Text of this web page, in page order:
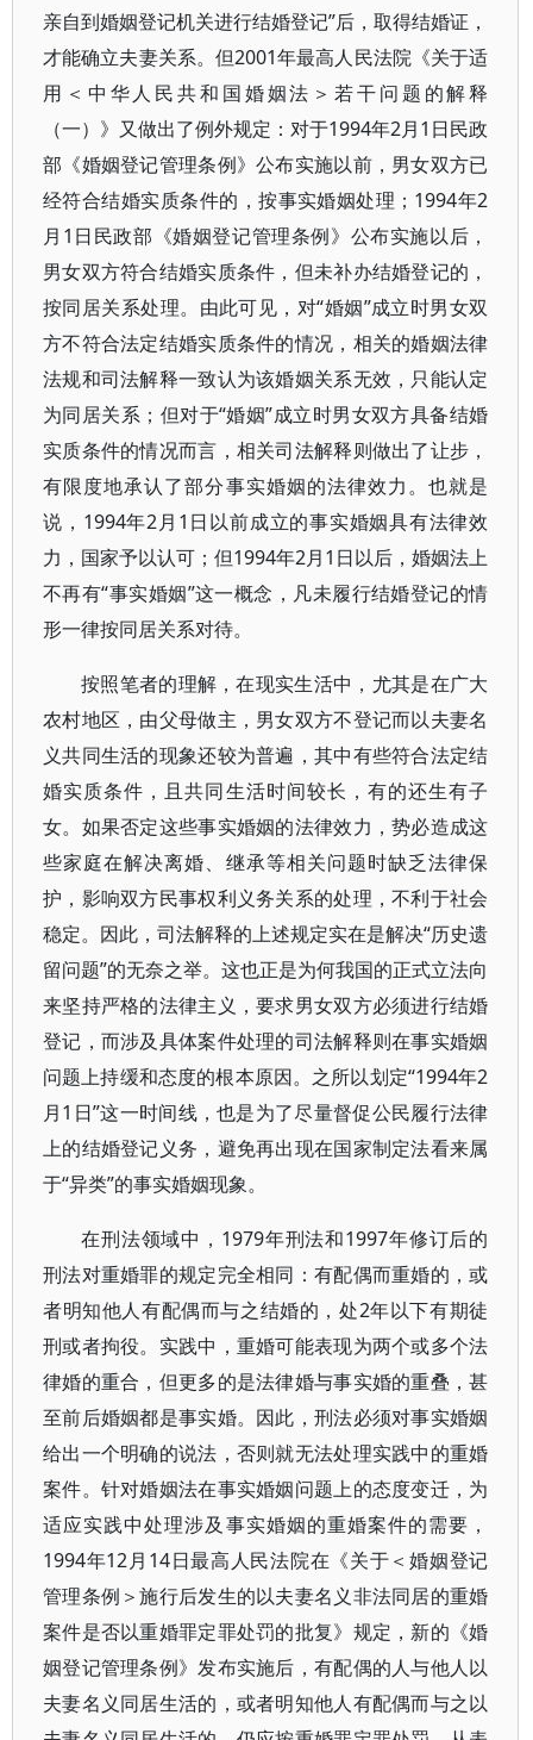
亲自到婚姻登记机关进行结婚登记”后，取得结婚证，
才能确立夫妻关系。但2001年最高人民法院《关于适
用＜中华人民共和国婚姻法＞若干问题的解释
（一）》又做出了例外规定：对于1994年2月1日民政
部《婚姻登记管理条例》公布实施以前，男女双方已
经符合结婚实质条件的，按事实婚姻处理；1994年2
月1日民政部《婚姻登记管理条例》公布实施以后，
男女双方符合结婚实质条件，但未补办结婚登记的，
按同居关系处理。由此可见，对“婚姻”成立时男女双
方不符合法定结婚实质条件的情况，相关的婚姻法律
法规和司法解释一致认为该婚姻关系无效，只能认定
为同居关系；但对于“婚姻”成立时男女双方具备结婚
实质条件的情况而言，相关司法解释则做出了让步，
有限度地承认了部分事实婚姻的法律效力。也就是
说，1994年2月1日以前成立的事实婚姻具有法律效
力，国家予以认可；但1994年2月1日以后，婚姻法上
不再有“事实婚姻”这一概念，凡未履行结婚登记的情
形一律按同居关系对待。
按照笔者的理解，在现实生活中，尤其是在广大
农村地区，由父母做主，男女双方不登记而以夫妻名
义共同生活的现象还较为普遍，其中有些符合法定结
婚实质条件，且共同生活时间较长，有的还生有子
女。如果否定这些事实婚姻的法律效力，势必造成这
些家庭在解决离婚、继承等相关问题时缺乏法律保
护，影响双方民事权利义务关系的处理，不利于社会
稳定。因此，司法解释的上述规定实在是解决“历史遗
留问题”的无奈之举。这也正是为何我国的正式立法向
来坚持严格的法律主义，要求男女双方必须进行结婚
登记，而涉及具体案件处理的司法解释则在事实婚姻
问题上持缓和态度的根本原因。之所以划定“1994年2
月1日”这一时间线，也是为了尽量督促公民履行法律
上的结婚登记义务，避免再出现在国家制定法看来属
于“异类”的事实婚姻现象。
在刑法领域中，1979年刑法和1997年修订后的
刑法对重婚罪的规定完全相同：有配偶而重婚的，或
者明知他人有配偶而与之结婚的，处2年以下有期徒
刑或者拘役。实践中，重婚可能表现为两个或多个法
律婚的重合，但更多的是法律婚与事实婚的重叠，甚
至前后婚姻都是事实婚。因此，刑法必须对事实婚姻
给出一个明确的说法，否则就无法处理实践中的重婚
案件。针对婚姻法在事实婚姻问题上的态度变迁，为
适应实践中处理涉及事实婚姻的重婚案件的需要，
1994年12月14日最高人民法院在《关于＜婚姻登记
管理条例＞施行后发生的以夫妻名义非法同居的重婚
案件是否以重婚罪定罪处罚的批复》规定，新的《婚
姻登记管理条例》发布实施后，有配偶的人与他人以
夫妻名义同居生活的，或者明知他人有配偶而与之以